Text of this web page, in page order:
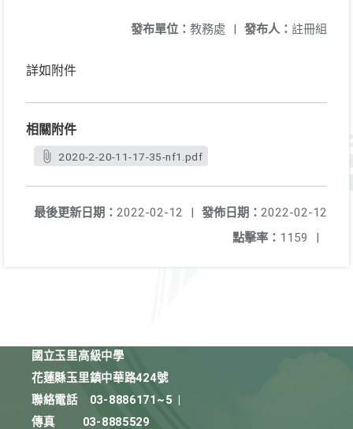
發布人： 註冊組
發布單位： 教務處 |
詳如附件
相關附件
2020-2-20-11-17-35-nf1.pdf
發佈日期： 2022-02-12
最後更新日期： 2022-02-12
|
點擊率： 1159 |
國立玉里高級中學
花蓮縣玉里鎮中華路424號
聯絡電話
03-8886171~5
傳真
03-8885529